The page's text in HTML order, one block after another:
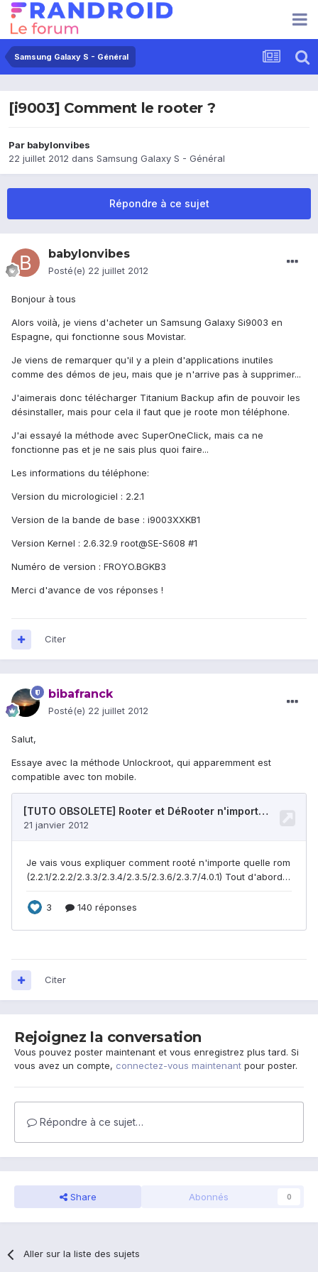
Samsung Galaxy S - Général
[i9003] Comment le rooter ?
Par babylonvibes
22 juillet 2012 dans Samsung Galaxy S - Général
Répondre à ce sujet
babylonvibes
Posté(e) 22 juillet 2012
Bonjour à tous
Alors voilà, je viens d'acheter un Samsung Galaxy Si9003 en
Espagne, qui fonctionne sous Movistar.
Je viens de remarquer qu'il y a plein d'applications inutiles
comme des démos de jeu, mais que je n'arrive pas à supprimer...
J'aimerais donc télécharger Titanium Backup afin de pouvoir les
désinstaller, mais pour cela il faut que je roote mon téléphone.
J'ai essayé la méthode avec SuperOneClick, mais ca ne
fonctionne pas et je ne sais plus quoi faire...
Les informations du téléphone:
Version du micrologiciel : 2.2.1
Version de la bande de base : i9003XXKB1
Version Kernel : 2.6.32.9 root@SE-S608 #1
Numéro de version : FROYO.BGKB3
Merci d'avance de vos réponses !
Citer
bibafranck
Posté(e) 22 juillet 2012
Salut,
Essaye avec la méthode Unlockroot, qui apparemment est
compatible avec ton mobile.
Citer
Rejoignez la conversation
Vous pouvez poster maintenant et vous enregistrez plus tard. Si
vous avez un compte, connectez-vous maintenant pour poster.
Répondre à ce sujet…
Share Abonnés 0
Aller sur la liste des sujets